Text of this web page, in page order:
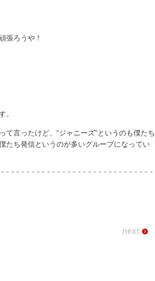
張ろうや！
。
言ったけど、“ジャニーズ”というのも僕たち
たち発信というのが多いグループになってい
next